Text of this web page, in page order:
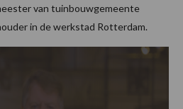
van tuinbouwgemeente
in de werkstad Rotterdam.